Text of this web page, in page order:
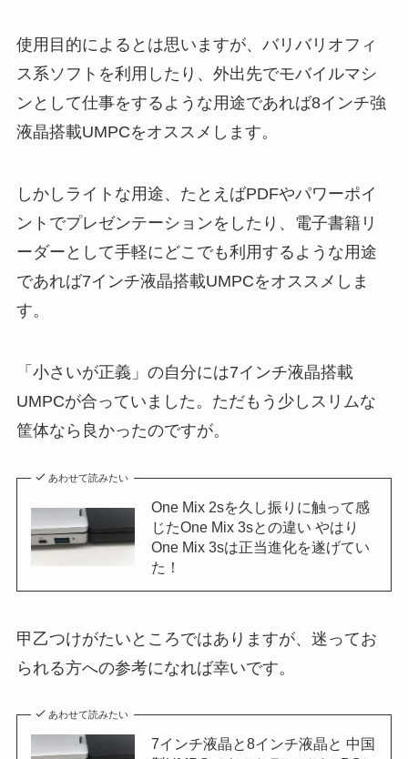
使用目的によるとは思いますが、バリバリオフィ
ス系ソフトを利用したり、外出先でモバイルマシ
ンとして仕事をするような用途であれば8インチ強
液晶搭載UMPCをオススメします。
しかしライトな用途、たとえばPDFやパワーポイ
ントでプレゼンテーションをしたり、電子書籍リ
ーダーとして手軽にどこでも利用するような用途
であれば7インチ液晶搭載UMPCをオススメしま
す。
「小さいが正義」の自分には7インチ液晶搭載
UMPCが合っていました。ただもう少しスリムな
筐体なら良かったのですが。
あわせて読みたい
One Mix 2sを久し振りに触って感
じたOne Mix 3sとの違い やはり
One Mix 3sは正当進化を遂げてい
た！
甲乙つけがたいところではありますが、迷ってお
られる方への参考になれば幸いです。
あわせて読みたい
7インチ液晶と8インチ液晶と 中国